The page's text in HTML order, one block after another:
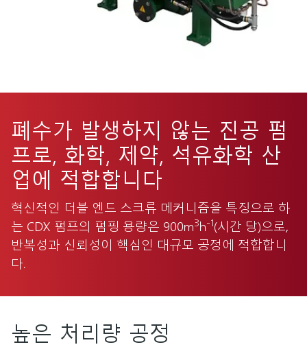
폐수가 발생하지 않는 진공 펌
프로, 화학, 제약, 석유화학 산
업에 적합합니다
혁신적인 더블 엔드 스크류 메커니즘을 특징으로 하
는 CDX 펌프의 펌핑 용량은 900m3h-1(시간 당)으로,
반복성과 신뢰성이 핵심인 대규모 공정에 적합합니
다.
높은 처리량 공정